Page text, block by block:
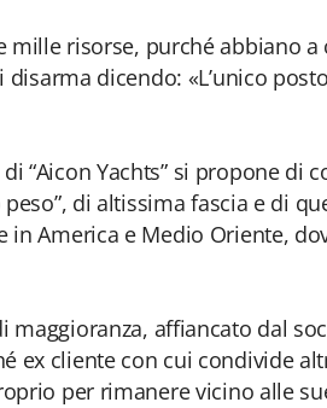
mille risorse, purché abbiano a
disarma dicendo: «L’unico
“Aicon Yachts” si propone di
di altissima fascia e di
in America e Medio Oriente,
maggioranza, affiancato dal
ex cliente con cui condivide
per rimanere vicino alle